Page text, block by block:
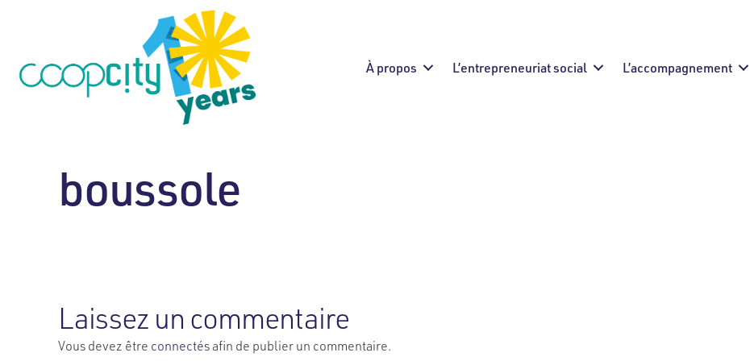
À propos L’entrepreneuriat social L’accompagnement
boussole
Laissez un commentaire
Vous devez être connectésafin de publier un commentaire.